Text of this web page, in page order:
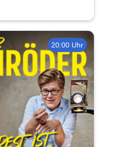
20:00 Uhr